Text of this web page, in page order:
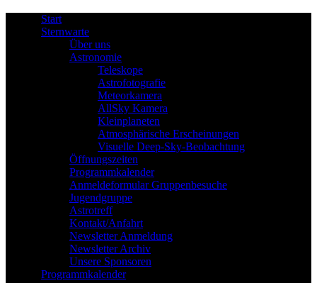
Start
Sternwarte
Über uns
Astronomie
Teleskope
Astrofotografie
Meteorkamera
AllSky Kamera
Kleinplaneten
Atmosphärische Erscheinungen
Visuelle Deep-Sky-Beobachtung
Öffnungszeiten
Programmkalender
Anmeldeformular Gruppenbesuche
Jugendgruppe
Astrotreff
Kontakt/Anfahrt
Newsletter Anmeldung
Newsletter Archiv
Unsere Sponsoren
Programmkalender